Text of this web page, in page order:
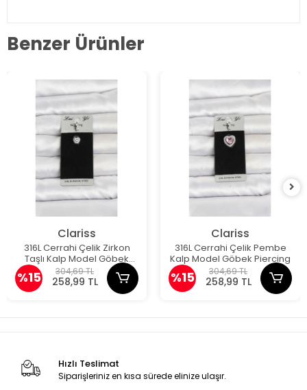
Benzer Ürünler
Clariss
316L Cerrahi Çelik Zirkon
Taşlı Kalp Model Göbek
Piercing
%15 304,69 TL
258,99 TL
Clariss
316L Cerrahi Çelik Pembe
Kalp Model Göbek Piercing
%15 304,69 TL
258,99 TL
Hızlı Teslimat
Siparişleriniz en kısa sürede elinize ulaşır.